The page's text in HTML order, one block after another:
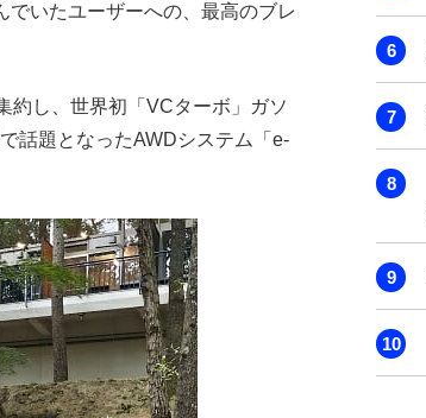
いたユーザーへの、最高のブレ
約し、世界初「VCターボ」ガソ
話題となったAWDシステム「e-